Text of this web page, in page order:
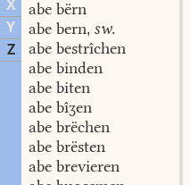
X
Y
Z
abe bërn
abe bern, sw.
abe bestrîchen
abe binden
abe biten
abe bîʒen
abe brëchen
abe brësten
abe brevieren